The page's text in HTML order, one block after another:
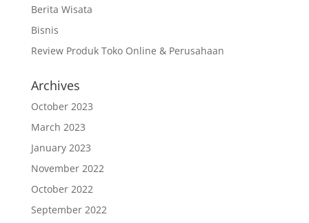
Berita Wisata
Bisnis
Review Produk Toko Online & Perusahaan
Archives
October 2023
March 2023
January 2023
November 2022
October 2022
September 2022